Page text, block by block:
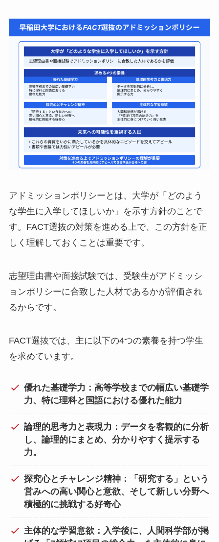
アドミッションポリシーとは、大学が「どのよう
な学生に入学してほしいか」を示す方針のことで
す。FACT選抜の対策を進める上で、この方針を正
しく理解しておくことは重要です。
志望理由書や面接試験では、受験生がアドミッシ
ョンポリシーに合致した人材であるかが評価され
るからです。
FACT選抜では、主に以下の4つの素養を持つ学生
を求めています。
優れた基礎学力：高等学校までの幅広い基礎学
力、特に理科と国語における優れた能力
論理的思考力と表現力：データを客観的に分析
し、論理的にまとめ、分かりやすく提示する
力。
探究心とチャレンジ精神：「研究する」という
営みへの高い関心と意欲、そして新しい分野へ
積極的に挑戦する好奇心
主体的な学習意欲：入学後に、人間科学部が掲